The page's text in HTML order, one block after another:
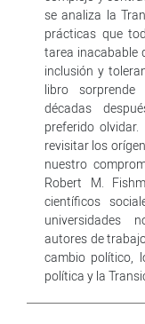
se analiza la
prácticas que
tarea inacabable
inclusión y
libro
décadas
preferido
revisitar los
nuestro
Robert M.
científicos
universidades
autores de
cambio político,
política y la